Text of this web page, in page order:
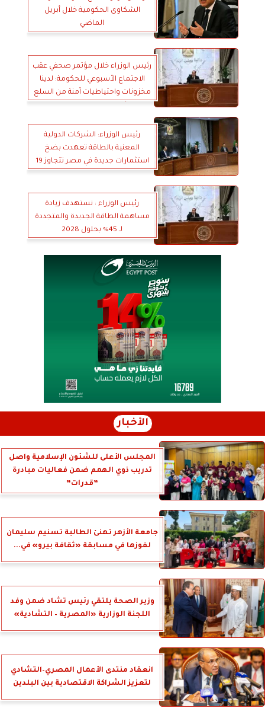
الشكاوى الحكومية خلال أبريل
الماضي
رئيس الوزراء خلال مؤتمر صحفي عقب
الاجتماع الأسبوعي للحكومة: لدينا
مخزونات واحتياطيات آمنة من السلع
رئيس الوزراء: الشركات الدولية
المعنية بالطاقة تعهدت بضخ
استثمارات جديدة في مصر تتجاوز 19
رئيس الوزراء : نستهدف زيادة
مساهمة الطاقة الجديدة والمتجددة
لـ 45% بحلول 2028
الأخبار
المجلس الأعلى للشئون الإسلامية واصل
تدريب ذوي الهمم ضمن فعاليات مبادرة
”قدرات”
جامعة الأزهر تهنئ الطالبة تسنيم سليمان
لفوزها في مسابقة «ثقافة بيرو» في...
وزير الصحة يلتقي رئيس تشاد ضمن وفد
اللجنة الوزارية «المصرية – التشادية»
انعقاد منتدى الأعمال المصري–التشادي
لتعزيز الشراكة الاقتصادية بين البلدين